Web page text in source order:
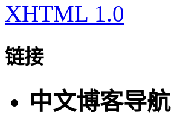
XHTML 1.0
链接
中文博客导航